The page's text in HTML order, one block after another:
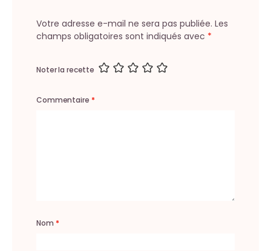
Votre adresse e-mail ne sera pas publiée. Les
champs obligatoires sont indiqués avec *
Noter la recette
Commentaire *
Nom *